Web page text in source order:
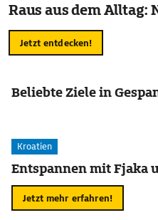
Raus aus dem
Jetzt entdecken!
Beliebte Ziele in
Kroatien
Entspannen mit Fjaka
Jetzt mehr erfahren!